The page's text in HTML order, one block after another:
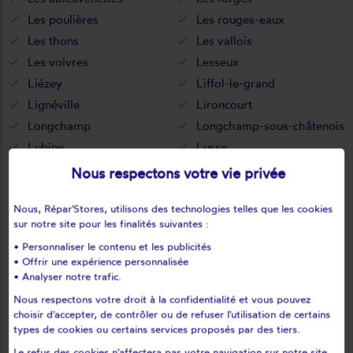
Les poulières
Les rouges-eaux
Les thons
Les vallois
Les voivres
Lesseux
Liézey
Liffol-le-grand
Lignéville
Lironcourt
Longchamp
Longchamp-sous-châtenois
Lubine
Lusse
Maconcourt
Madonne-et-lamerey
Malaincourt
Mandray
Mandres-sur-vair
Marainville-sur-madon
Marey
Maroncourt
Martigny-les-gerbonvaux
Martinvelle
Mattaincourt
Maxey-sur-meuse
Mazeley
Mazirot
Nous respectons votre vie privée
Nous, Répar'Stores, utilisons des technologies telles que les cookies
sur notre site pour les finalités suivantes :
• Personnaliser le contenu et les publicités
• Offrir une expérience personnalisée
• Analyser notre trafic.
Nous respectons votre droit à la confidentialité et vous pouvez
choisir d'accepter, de contrôler ou de refuser l'utilisation de certains
types de cookies ou certains services proposés par des tiers.